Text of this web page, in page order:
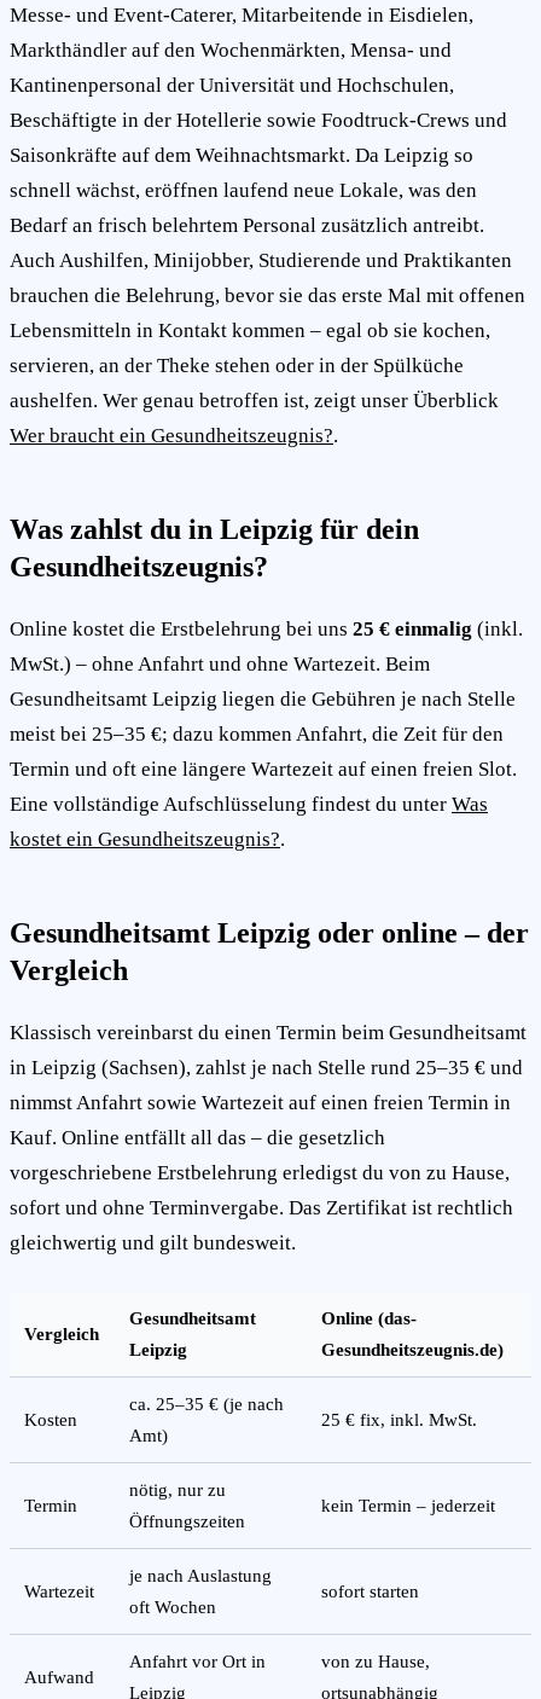
Messe- und Event-Caterer, Mitarbeitende in Eisdielen,
Markthändler auf den Wochenmärkten, Mensa- und
Kantinenpersonal der Universität und Hochschulen,
Beschäftigte in der Hotellerie sowie Foodtruck-Crews und
Saisonkräfte auf dem Weihnachtsmarkt. Da Leipzig so
schnell wächst, eröffnen laufend neue Lokale, was den
Bedarf an frisch belehrtem Personal zusätzlich antreibt.
Auch Aushilfen, Minijobber, Studierende und Praktikanten
brauchen die Belehrung, bevor sie das erste Mal mit offenen
Lebensmitteln in Kontakt kommen – egal ob sie kochen,
servieren, an der Theke stehen oder in der Spülküche
aushelfen. Wer genau betroffen ist, zeigt unser Überblick
Wer braucht ein Gesundheitszeugnis?.
Was zahlst du in Leipzig für dein
Gesundheitszeugnis?
Online kostet die Erstbelehrung bei uns 25 € einmalig (inkl.
MwSt.) – ohne Anfahrt und ohne Wartezeit. Beim
Gesundheitsamt Leipzig liegen die Gebühren je nach Stelle
meist bei 25–35 €; dazu kommen Anfahrt, die Zeit für den
Termin und oft eine längere Wartezeit auf einen freien Slot.
Eine vollständige Aufschlüsselung findest du unter Was
kostet ein Gesundheitszeugnis?.
Gesundheitsamt Leipzig oder online – der
Vergleich
Klassisch vereinbarst du einen Termin beim Gesundheitsamt
in Leipzig (Sachsen), zahlst je nach Stelle rund 25–35 € und
nimmst Anfahrt sowie Wartezeit auf einen freien Termin in
Kauf. Online entfällt all das – die gesetzlich
vorgeschriebene Erstbelehrung erledigst du von zu Hause,
sofort und ohne Terminvergabe. Das Zertifikat ist rechtlich
gleichwertig und gilt bundesweit.
Vergleich
Gesundheitsamt
Leipzig
Online (das-
Gesundheitszeugnis.de)
Kosten
ca. 25–35 € (je nach
Amt)
25 € fix, inkl. MwSt.
Termin
nötig, nur zu
Öffnungszeiten
kein Termin – jederzeit
Wartezeit
je nach Auslastung
oft Wochen
sofort starten
Aufwand
Anfahrt vor Ort in
Leipzig
von zu Hause,
ortsunabhängig